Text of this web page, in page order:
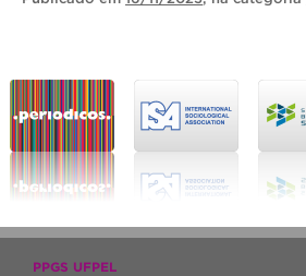
PPGS UFPEL